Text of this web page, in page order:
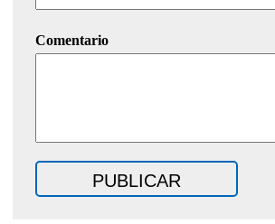
Comentario